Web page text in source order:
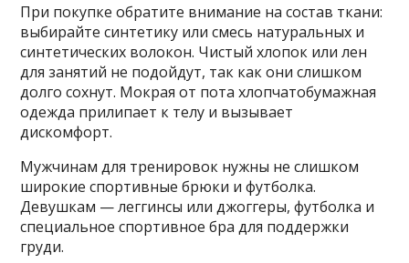
При покупке обратите внимание на состав ткани:
выбирайте синтетику или смесь натуральных и
синтетических волокон. Чистый хлопок или лен
для занятий не подойдут, так как они слишком
долго сохнут. Мокрая от пота хлопчатобумажная
одежда прилипает к телу и вызывает
дискомфорт.
Мужчинам для тренировок нужны не слишком
широкие спортивные брюки и футболка.
Девушкам — леггинсы или джоггеры, футболка и
специальное спортивное бра для поддержки
груди.